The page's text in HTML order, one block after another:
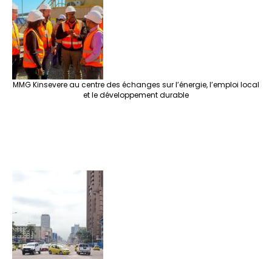
MMG Kinsevere au centre des échanges sur l’énergie, l’emploi local
et le développement durable